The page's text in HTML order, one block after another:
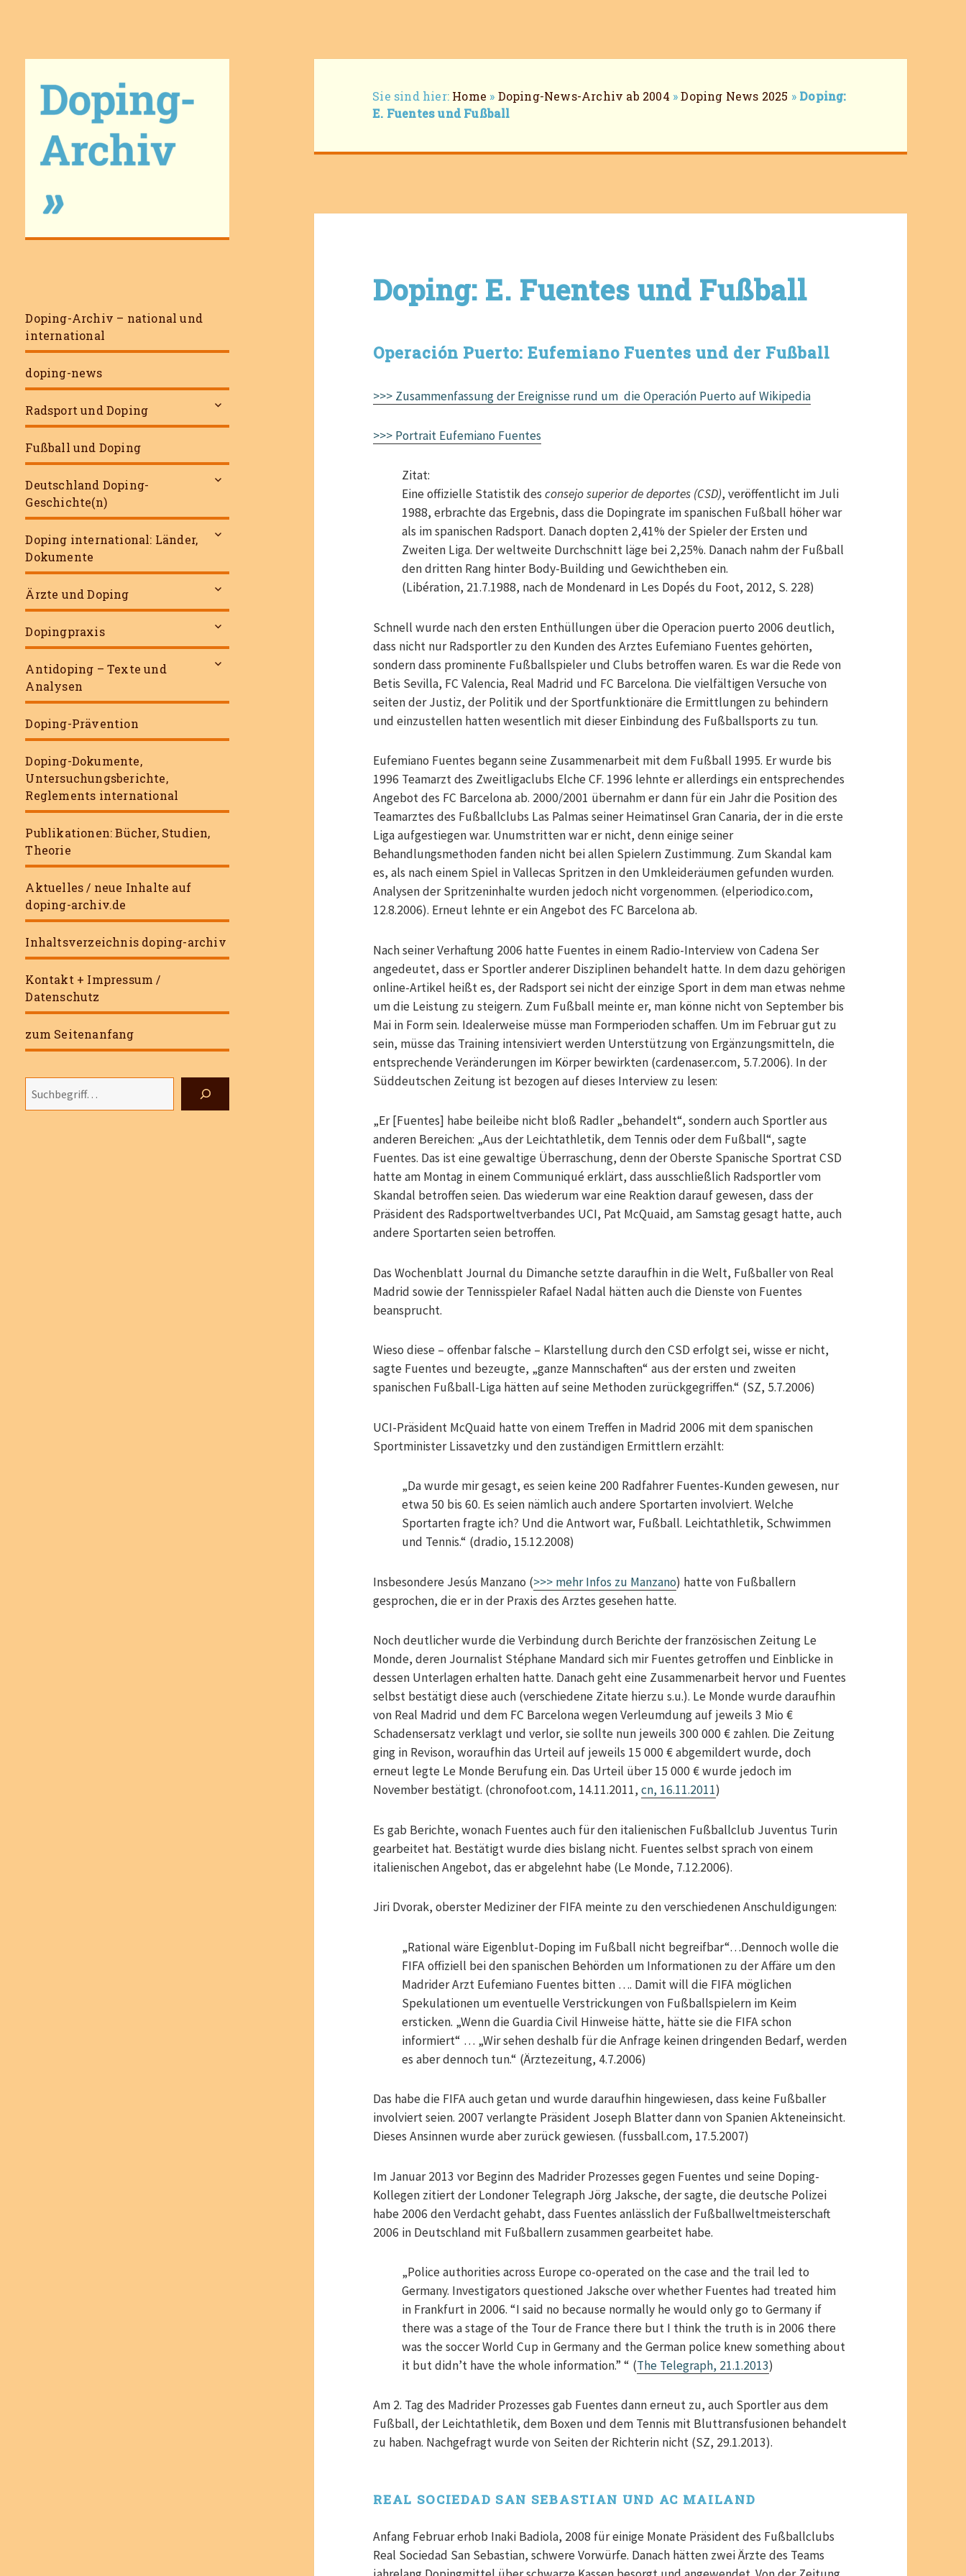
Doping-Archiv – national und
international
doping-news
Radsport und Doping
untermenü
Fußball und Doping
Deutschland Doping-
Geschichte(n)
untermenü
Doping international: Länder,
Dokumente
untermenü
Ärzte und Doping
untermenü
Dopingpraxis
untermenü
Antidoping – Texte und
Analysen
untermenü
Doping-Prävention
Doping-Dokumente,
Untersuchungsberichte,
Reglements international
Publikationen: Bücher, Studien,
Theorie
Aktuelles / neue Inhalte auf
doping-archiv.de
Inhaltsverzeichnis doping-archiv
Kontakt + Impressum /
Datenschutz
zum Seitenanfang
Breadcrumb-
Navigation
Sie sind hier: Home » Doping-News-Archiv ab 2004 »Doping News 2025 » Doping:
E. Fuentes und Fußball
Doping: E. Fuentes und Fußball
Operación Puerto: Eufemiano Fuentes und der Fußball
>>> Zusammenfassung der Ereignisse rund um die Operación Puerto auf Wikipedia
>>> Portrait Eufemiano Fuentes
Zitat:
Eine offizielle Statistik desconsejo superior de deportes (CSD), veröffentlicht im Juli
1988, erbrachte das Ergebnis, dass die Dopingrate im spanischen Fußball höher war
als im spanischen Radsport. Danach dopten 2,41% der Spieler der Ersten und
Zweiten Liga. Der weltweite Durchschnitt läge bei 2,25%. Danach nahm der Fußball
den dritten Rang hinter Body-Building und Gewichtheben ein.
(Libération, 21.7.1988, nach de Mondenard in Les Dopés du Foot, 2012, S. 228)
Schnell wurde nach den ersten Enthüllungen über die Operacion puerto 2006 deutlich,
dass nicht nur Radsportler zu den Kunden des Arztes Eufemiano Fuentes gehörten,
sondern dass prominente Fußballspieler und Clubs betroffen waren. Es war die Rede von
Betis Sevilla, FC Valencia, Real Madrid und FC Barcelona. Die vielfältigen Versuche von
seiten der Justiz, der Politik und der Sportfunktionäre die Ermittlungen zu behindern
und einzustellen hatten wesentlich mit dieser Einbindung des Fußballsports zu tun.
Eufemiano Fuentes begann seine Zusammenarbeit mit dem Fußball 1995. Er wurde bis
1996 Teamarzt des Zweitligaclubs Elche CF. 1996 lehnte er allerdings ein entsprechendes
Angebot des FC Barcelona ab. 2000/2001 übernahm er dann für ein Jahr die Position des
Teamarztes des Fußballclubs Las Palmas seiner Heimatinsel Gran Canaria, der in die erste
Liga aufgestiegen war. Unumstritten war er nicht, denn einige seiner
Behandlungsmethoden fanden nicht bei allen Spielern Zustimmung. Zum Skandal kam
es, als nach einem Spiel in Vallecas Spritzen in den Umkleideräumen gefunden wurden.
Analysen der Spritzeninhalte wurden jedoch nicht vorgenommen. (elperiodico.com,
12.8.2006). Erneut lehnte er ein Angebot des FC Barcelona ab.
Nach seiner Verhaftung 2006 hatte Fuentes in einem Radio-Interview von Cadena Ser
angedeutet, dass er Sportler anderer Disziplinen behandelt hatte. In dem dazu gehörigen
online-Artikel heißt es, der Radsport sei nicht der einzige Sport in dem man etwas nehme
um die Leistung zu steigern. Zum Fußball meinte er, man könne nicht von September bis
Mai in Form sein. Idealerweise müsse man Formperioden schaffen. Um im Februar gut zu
sein, müsse das Training intensiviert werden Unterstützung von Ergänzungsmitteln, die
entsprechende Veränderungen im Körper bewirkten (cardenaser.com, 5.7.2006). In der
Süddeutschen Zeitung ist bezogen auf dieses Interview zu lesen:
„Er [Fuentes] habe beileibe nicht bloß Radler „behandelt“, sondern auch Sportler aus
anderen Bereichen: „Aus der Leichtathletik, dem Tennis oder dem Fußball“, sagte
Fuentes. Das ist eine gewaltige Überraschung, denn der Oberste Spanische Sportrat CSD
hatte am Montag in einem Communiqué erklärt, dass ausschließlich Radsportler vom
Skandal betroffen seien. Das wiederum war eine Reaktion darauf gewesen, dass der
Präsident des Radsportweltverbandes UCI, Pat McQuaid, am Samstag gesagt hatte, auch
andere Sportarten seien betroffen.
Das Wochenblatt Journal du Dimanche setzte daraufhin in die Welt, Fußballer von Real
Madrid sowie der Tennisspieler Rafael Nadal hätten auch die Dienste von Fuentes
beansprucht.
Wieso diese – offenbar falsche – Klarstellung durch den CSD erfolgt sei, wisse er nicht,
sagte Fuentes und bezeugte, „ganze Mannschaften“ aus der ersten und zweiten
spanischen Fußball-Liga hätten auf seine Methoden zurückgegriffen.“ (SZ, 5.7.2006)
UCI-Präsident McQuaid hatte von einem Treffen in Madrid 2006 mit dem spanischen
Sportminister Lissavetzky und den zuständigen Ermittlern erzählt:
„Da wurde mir gesagt, es seien keine 200 Radfahrer Fuentes-Kunden gewesen, nur
etwa 50 bis 60. Es seien nämlich auch andere Sportarten involviert. Welche
Sportarten fragte ich? Und die Antwort war, Fußball. Leichtathletik, Schwimmen
und Tennis.“ (dradio, 15.12.2008)
Insbesondere Jesús Manzano (>>> mehr Infos zu Manzano) hatte von Fußballern
gesprochen, die er in der Praxis des Arztes gesehen hatte.
Noch deutlicher wurde die Verbindung durch Berichte der französischen Zeitung Le
Monde, deren Journalist Stéphane Mandard sich mir Fuentes getroffen und Einblicke in
dessen Unterlagen erhalten hatte. Danach geht eine Zusammenarbeit hervor und Fuentes
selbst bestätigt diese auch (verschiedene Zitate hierzu s.u.). Le Monde wurde daraufhin
von Real Madrid und dem FC Barcelona wegen Verleumdung auf jeweils 3 Mio €
Schadensersatz verklagt und verlor, sie sollte nun jeweils 300 000 € zahlen. Die Zeitung
ging in Revison, woraufhin das Urteil auf jeweils 15 000 € abgemildert wurde, doch
erneut legte Le Monde Berufung ein. Das Urteil über 15 000 € wurde jedoch im
November bestätigt. (chronofoot.com, 14.11.2011,cn, 16.11.2011)
Es gab Berichte, wonach Fuentes auch für den italienischen Fußballclub Juventus Turin
gearbeitet hat. Bestätigt wurde dies bislang nicht. Fuentes selbst sprach von einem
italienischen Angebot, das er abgelehnt habe (Le Monde, 7.12.2006).
Jiri Dvorak, oberster Mediziner der FIFA meinte zu den verschiedenen Anschuldigungen:
„Rational wäre Eigenblut-Doping im Fußball nicht begreifbar“…Dennoch wolle die
FIFA offiziell bei den spanischen Behörden um Informationen zu der Affäre um den
Madrider Arzt Eufemiano Fuentes bitten …. Damit will die FIFA möglichen
Spekulationen um eventuelle Verstrickungen von Fußballspielern im Keim
ersticken. „Wenn die Guardia Civil Hinweise hätte, hätte sie die FIFA schon
informiert“ … „Wir sehen deshalb für die Anfrage keinen dringenden Bedarf, werden
es aber dennoch tun.“ (Ärztezeitung, 4.7.2006)
Das habe die FIFA auch getan und wurde daraufhin hingewiesen, dass keine Fußballer
involviert seien. 2007 verlangte Präsident Joseph Blatter dann von Spanien Akteneinsicht.
Dieses Ansinnen wurde aber zurück gewiesen. (fussball.com, 17.5.2007)
Im Januar 2013 vor Beginn des Madrider Prozesses gegen Fuentes und seine Doping-
Kollegen zitiert der Londoner Telegraph Jörg Jaksche, der sagte, die deutsche Polizei
habe 2006 den Verdacht gehabt, dass Fuentes anlässlich der Fußballweltmeisterschaft
2006 in Deutschland mit Fußballern zusammen gearbeitet habe.
„Police authorities across Europe co-operated on the case and the trail led to
Germany. Investigators questioned Jaksche over whether Fuentes had treated him
in Frankfurt in 2006. “I said no because normally he would only go to Germany if
there was a stage of the Tour de France there but I think the truth is in 2006 there
was the soccer World Cup in Germany and the German police knew something about
it but didn’t have the whole information.” “ (The Telegraph, 21.1.2013)
Am 2. Tag des Madrider Prozesses gab Fuentes dann erneut zu, auch Sportler aus dem
Fußball, der Leichtathletik, dem Boxen und dem Tennis mit Bluttransfusionen behandelt
zu haben. Nachgefragt wurde von Seiten der Richterin nicht (SZ, 29.1.2013).
REAL SOCIEDAD SAN SEBASTIAN UND AC MAILAND
Anfang Februar erhob Inaki Badiola, 2008 für einige Monate Präsident des Fußballclubs
Real Sociedad San Sebastian, schwere Vorwürfe. Danach hätten zwei Ärzte des Teams